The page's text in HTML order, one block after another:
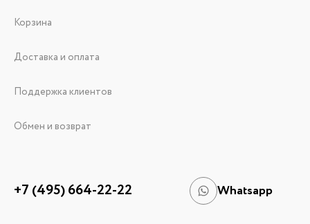
Корзина
Доставка и оплата
Поддержка клиентов
Обмен и возврат
+7 (495) 664-22-22 Whatsapp